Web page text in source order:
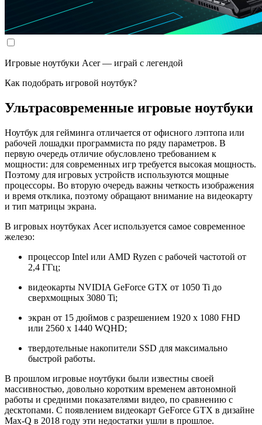
Игровые ноутбуки Acer — играй с легендой
Как подобрать игровой ноутбук?
Ультрасовременные игровые ноутбуки
Ноутбук для гейминга отличается от офисного лэптопа или
рабочей лошадки программиста по ряду параметров. В
первую очередь отличие обусловлено требованием к
мощности: для современных игр требуется высокая мощность.
Поэтому для игровых устройств используются мощные
процессоры. Во вторую очередь важны четкость изображения
и время отклика, поэтому обращают внимание на видеокарту
и тип матрицы экрана.
В игровых ноутбуках Acer используется самое современное
железо:
процессор Intel или AMD Ryzen с рабочей частотой от
2,4 ГГц;
видеокарты NVIDIA GeForce GTX от 1050 Ti до
сверхмощных 3080 Ti;
экран от 15 дюймов с разрешением 1920 x 1080 FHD
или 2560 x 1440 WQHD;
твердотельные накопители SSD для максимально
быстрой работы.
В прошлом игровые ноутбуки были известны своей
массивностью, довольно коротким временем автономной
работы и средними показателями видео, по сравнению с
десктопами. С появлением видеокарт GeForce GTX в дизайне
Max-Q в 2018 году эти недостатки ушли в прошлое.